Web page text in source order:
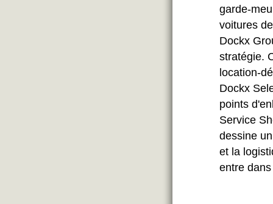
garde-
voitures
Dockx
stratégie.
location-
Dockx
points
Service
dessine
et la
entre